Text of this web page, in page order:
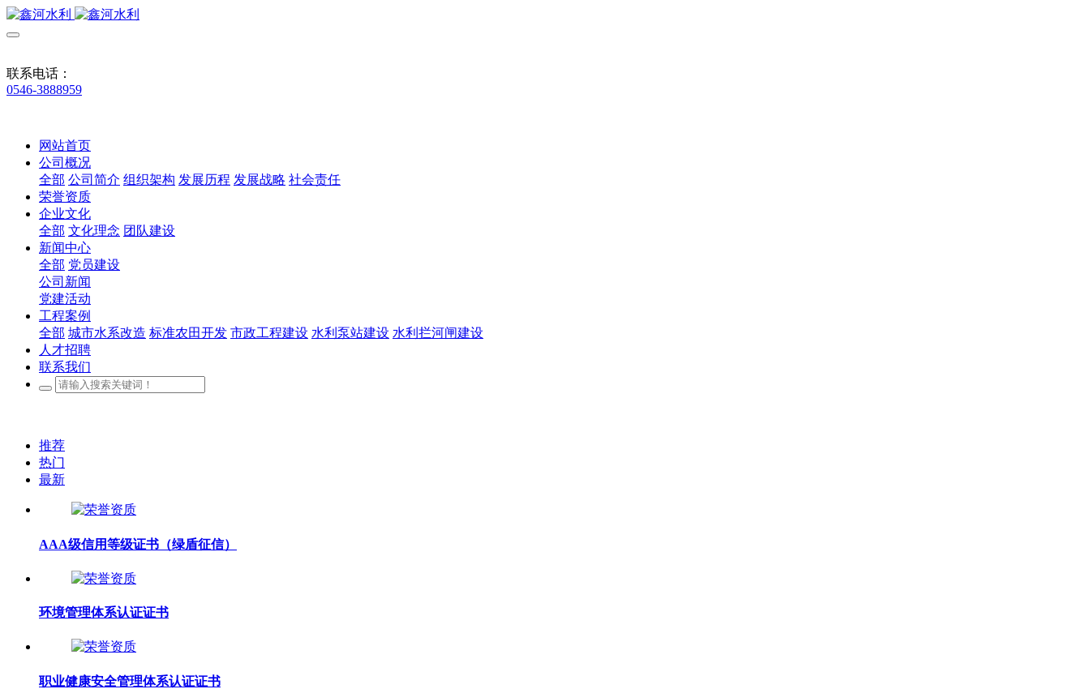
联系电话：
0546-3888959
网站首页
公司概况
全部 公司简介 组织架构 发展历程 发展战略 社会责任
荣誉资质
企业文化
全部 文化理念 团队建设
新闻中心
全部 党员建设
公司新闻
党建活动
工程案例
全部 城市水系改造 标准农田开发 市政工程建设 水利泵站建设 水利拦河闸建设
人才招聘
联系我们
推荐
热门
最新
AAA级信用等级证书（绿盾征信）
环境管理体系认证证书
职业健康安全管理体系认证证书